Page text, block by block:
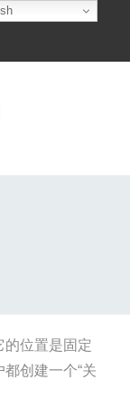
位置是固定
创建一个“关